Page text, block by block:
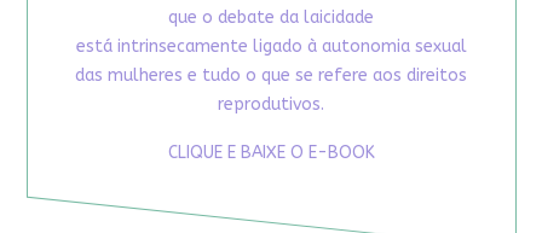
que o debate da laicidade
está intrinsecamente ligado à autonomia sexual
das mulheres e tudo o que se refere aos direitos
reprodutivos.
CLIQUE E BAIXE O E-BOOK